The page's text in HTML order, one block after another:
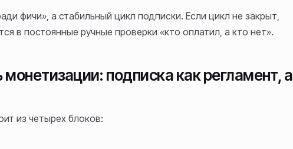
фичи», а стабильный цикл подписки. Если цикл не закрыт,
в постоянные ручные проверки «кто оплатил, а кто нет».
подписка как регламент, а
из четырех блоков: